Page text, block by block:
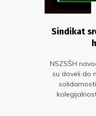
Sindikat
NSZSŠH
su doveli do